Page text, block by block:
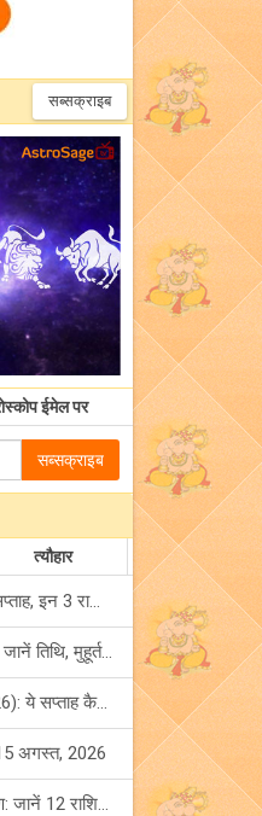
सब्सक्राइब
ईमेल पर
सब्सक्राइब
त्यौहार
श्रावण अमावस्या और हरियाली तीज से सजा ये सप्ताह, इन 3 राशियों के लिए रहेगा लकी!
किस दिन रखा जाएगा कामिका एकादशी का व्रत, जानें तिथि, मुहूर्त और सही पूजा विधि!
टैरो साप्ताहिक राशिफल (09 से 15 अगस्त, 2026): ये सप्ताह कैसा रहेगा आपके लिए? जानें!
अगस्त, 2026
कर्क राशि में लगेगा साल का दूसरा बड़ा सूर्य ग्रहण: जानें 12 राशियों पर शुभ-अशुभ प्रभाव!